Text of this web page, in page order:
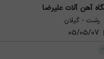
آهن آلات علیرضا
رشت - گیلان
05/05/07